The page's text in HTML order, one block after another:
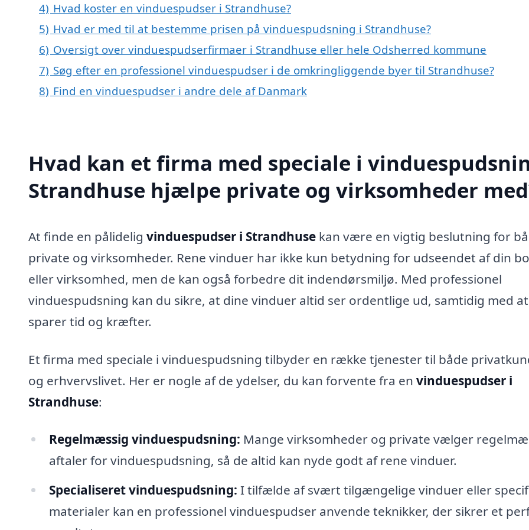
4) Hvad koster en vinduespudser i Strandhuse?
5) Hvad er med til at bestemme prisen på vinduespudsning i Strandhuse?
6) Oversigt over vinduespudserfirmaer i Strandhuse eller hele Odsherred kommune
7) Søg efter en professionel vinduespudser i de omkringliggende byer til Strandhuse?
8) Find en vinduespudser i andre dele af Danmark
Hvad kan et firma med speciale i
Strandhuse hjælpe private og virksomheder
At finde en pålidelig vinduespudser i Strandhuse kan være en vigtig beslutning for
private og virksomheder. Rene vinduer har ikke kun betydning for udseendet af din
eller virksomhed, men de kan også forbedre dit indendørsmiljø. Med professionel
vinduespudsning kan du sikre, at dine vinduer altid ser ordentlige ud, samtidig med
sparer tid og kræfter.
Et firma med speciale i vinduespudsning tilbyder en række tjenester til både
og erhvervslivet. Her er nogle af de ydelser, du kan forvente fra en vinduespudser i
Strandhuse:
Regelmæssig vinduespudsning: Mange virksomheder og private vælger
aftaler for vinduespudsning, så de altid kan nyde godt af rene vinduer.
Specialiseret vinduespudsning: I tilfælde af svært tilgængelige vinduer eller
materialer kan en professionel vinduespudser anvende teknikker, der sikrer et